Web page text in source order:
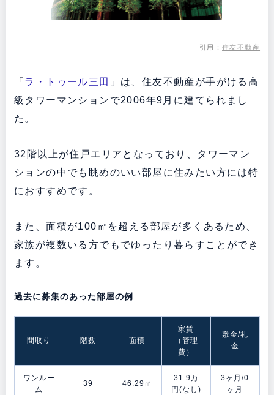
引用：住友不動産
「 ラ・トゥール三田 」は、住友不動産が手がける高
級タワーマンションで2006年9月に建てられまし
た。
32階以上が住戸エリアとなっており、タワーマン
ションの中でも眺めのいい部屋に住みたい方には特
におすすめです。
また、面積が100㎡を超える部屋が多くあるため、
家族が複数いる方でもでゆったり暮らすことができ
ます。
過去に募集のあった部屋の例
間取り 階数 面積
家賃
（管理
費）
敷金/礼
金
ワンルー
ム
39 46.29㎡
31.9万
円(なし)
3ヶ月/0
ヶ月